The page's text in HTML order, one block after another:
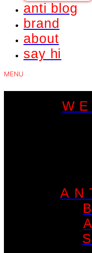
anti blog
brand
about
say hi
MENU